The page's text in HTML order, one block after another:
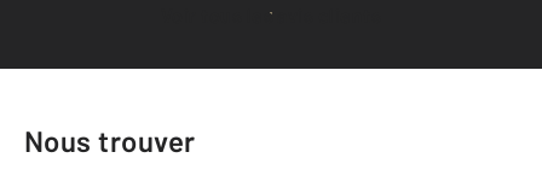
Voir tous les avis clients
Nous trouver